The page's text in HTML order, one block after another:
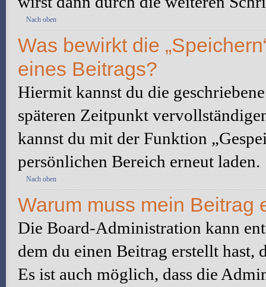
Nach oben
Was bewirkt die
eines Beitrags?
Hiermit kannst du die
späteren Zeitpunkt
kannst du mit der Funktion
persönlichen Bereich erneut laden.
Nach oben
Warum muss mein Beitrag
Die Board-Administration kann
dem du einen Beitrag erstellt hast,
Es ist auch möglich, dass die